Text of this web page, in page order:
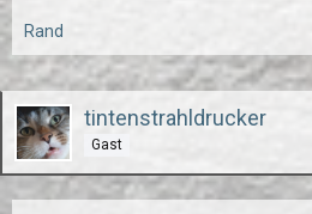
Rand
tintenstrahldrucker
Gast